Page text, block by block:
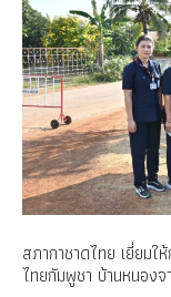
สภากาชาดไทย เยี่ยม
ไทยกัมพูชา บ้านหนอง